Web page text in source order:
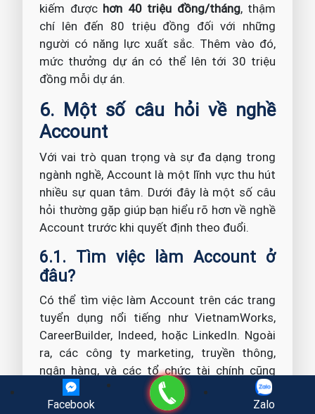
kiếm được hơn 40 triệu đồng/tháng, thậm
chí lên đến 80 triệu đồng đối với những
người có năng lực xuất sắc. Thêm vào đó,
mức thưởng dự án có thể lên tới 30 triệu
đồng mỗi dự án.
6. Một số câu hỏi về nghề
Account
Với vai trò quan trọng và sự đa dạng trong
ngành nghề, Account là một lĩnh vực thu hút
nhiều sự quan tâm. Dưới đây là một số câu
hỏi thường gặp giúp bạn hiểu rõ hơn về nghề
Account trước khi quyết định theo đuổi.
6.1. Tìm việc làm Account ở
đâu?
Có thể tìm việc làm Account trên các trang
tuyển dụng nổi tiếng như VietnamWorks,
CareerBuilder, Indeed, hoặc LinkedIn. Ngoài
ra, các công ty marketing, truyền thông,
ngân hàng, và các tổ chức tài chính cũng
thường xuyên đăng tuyển vị trí Account trên
website của họ.
Facebook
Gọi điện
Zalo